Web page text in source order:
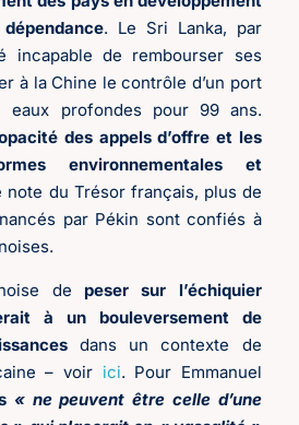
. Le Sri Lanka, par
incapable de rembourser ses
à la Chine le contrôle d’un port
eaux profondes pour 99 ans.
des appels d’offre et les
environnementales et
note du Trésor français, plus de
par Pékin sont confiés à
de peser sur l’échiquier
à un bouleversement de
dans un contexte de
– voir ici. Pour Emmanuel
« ne peuvent être celle d’une